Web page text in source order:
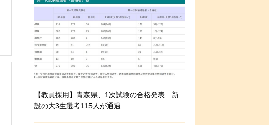
【教員採用】青森県、1次試験の合格発表…新
設の大3生選考115人が通過